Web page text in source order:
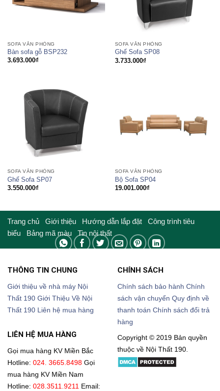
SOFA VĂN PHÒNG
Bàn sofa gỗ BSP232
3.693.000₫
SOFA VĂN PHÒNG
Ghế Sofa SP08
3.733.000₫
SOFA VĂN PHÒNG
Ghế Sofa SP07
3.550.000₫
SOFA VĂN PHÒNG
Bộ Sofa SP04
19.001.000₫
Trang chủ Giới thiệu Hướng dẫn lắp đặt Công trình tiêu
biểu
Bảng mã màu Tin nội thất
THÔNG TIN CHUNG
Giới thiệu về nhà máy Nội
Thất 190 Giới Thiệu Về Nội
Thất 190 Liên hệ mua hàng
CHÍNH SÁCH
Chính sách bảo hành Chính
sách vận chuyển Quy định về
thanh toán Chính sách đổi trả
hàng
LIÊN HỆ MUA HÀNG
Gọi mua hàng KV Miền Bắc
Hotline: 024. 3665.8498 Gọi
mua hàng KV Miền Nam
Hotline: 028.3511.9211 Email:
Copyright © 2019 Bản quyền
thuộc về Nội Thất 190.